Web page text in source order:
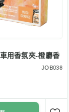
用香氛夾-橙麝香
JOB038